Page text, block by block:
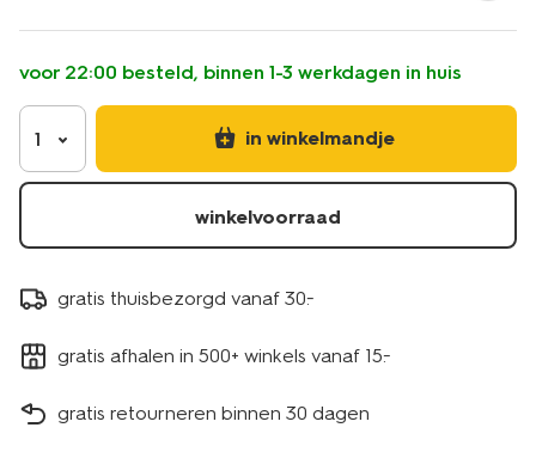
groen-
12500358.html
voor 22:00 besteld, binnen 1-3 werkdagen in huis
1 in winkelmandje
winkelvoorraad
gratis thuisbezorgd vanaf 30.-
gratis afhalen in 500+ winkels vanaf 15.-
gratis retourneren binnen 30 dagen